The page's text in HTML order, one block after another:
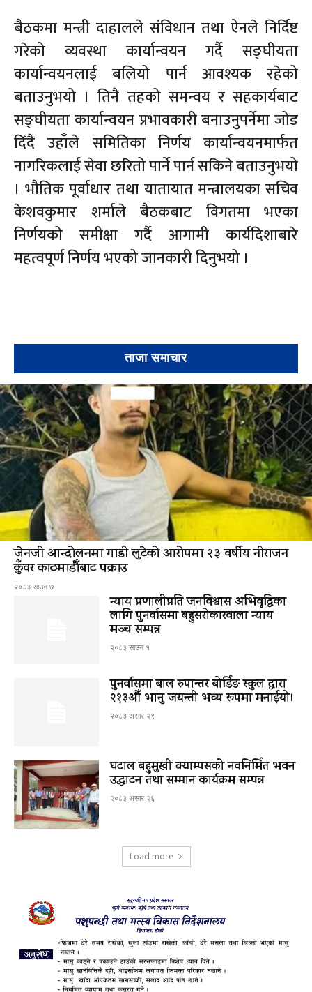
बैठकमा मन्त्री दाहालले संविधान तथा ऐनले निर्दिष्ट
गरेको व्यवस्था कार्यान्वयन गर्दै सङ्घीयता
कार्यान्वयनलाई बलियो पार्न आवश्यक रहेको
बताउनुभयो । तिनै तहको समन्वय र सहकार्यबाट
सङ्घीयता कार्यान्वयन प्रभावकारी बनाउनुपर्नेमा जोड
दिँदै उहाँले समितिका निर्णय कार्यान्वयनमार्फत
नागरिकलाई सेवा छरितो पार्ने पार्न सकिने बताउनुभयो
। भौतिक पूर्वाधार तथा यातायात मन्त्रालयका सचिव
केशवकुमार शर्माले बैठकबाट विगतमा भएका
निर्णयको समीक्षा गर्दै आगामी कार्यदिशाबारे
महत्वपूर्ण निर्णय भएको जानकारी दिनुभयो ।
ताजा समाचार
जेनजी आन्दोलनमा गाडी लुटेको आरोपमा २३ वर्षीय नीराजन
कुँवर काठमाडौँबाट पक्राउ
२०८३ साउन ७
न्याय प्रणालीप्रति जनविश्वास अभिवृद्धिका
लागि पुनर्वासमा बहुसरोकारवाला न्याय
मञ्च सम्पन्न
२०८३ साउन १
पुनर्वासमा बाल रुपान्तर बोर्डिङ स्कुल द्धारा
२१३औँ भानु जयन्ती भव्य रूपमा मनाईयो।
२०८३ असार २९
घटाल बहुमुखी क्याम्पसको नवनिर्मित भवन
उद्घाटन तथा सम्मान कार्यक्रम सम्पन्न
२०८३ असार २६
Load more